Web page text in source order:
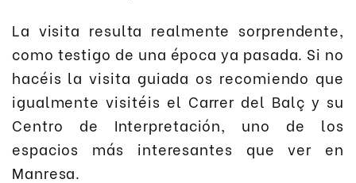
La visita resulta realmente sorprendente,
como testigo de una época ya pasada. Si no
hacéis la visita guiada os recomiendo que
igualmente visitéis el Carrer del Balç y su
Centro de Interpretación, uno de los
espacios más interesantes que ver en
Manresa.